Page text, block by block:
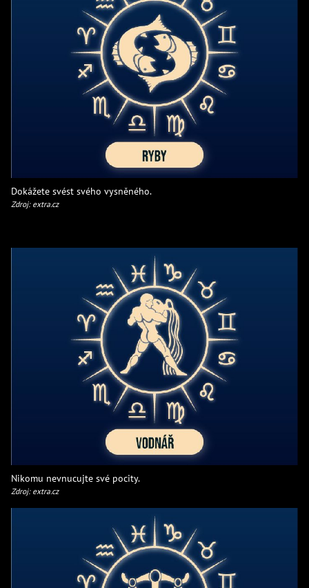
Dokážete svést svého vysněného.
Zdroj: extra.cz
Nikomu nevnucujte své pocity.
Zdroj: extra.cz